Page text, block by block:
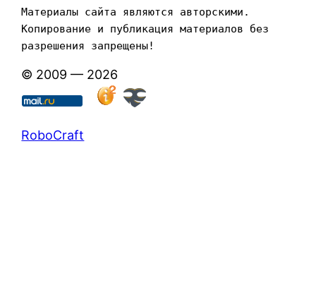
Материалы сайта являются авторскими.
Копирование и публикация материалов без
разрешения запрещены!
© 2009 — 2026
RoboCraft